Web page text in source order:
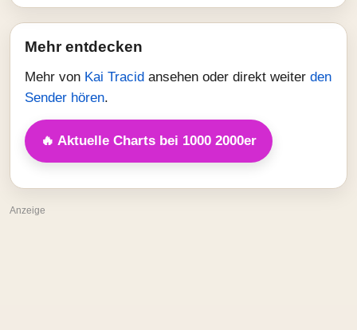
Mehr entdecken
Mehr von Kai Tracid ansehen oder direkt weiter den
Sender hören.
🔥 Aktuelle Charts bei 1000 2000er
Anzeige